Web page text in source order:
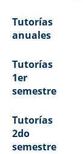
Tutorías
anuales
Tutorías
1er
semestre
Tutorías
2do
semestre